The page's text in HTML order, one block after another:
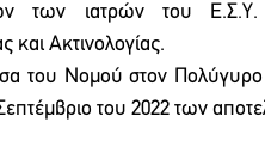
των ιατρών του Ε.Σ.Υ.
και Ακτινολογίας.
του Νομού στον Πολύγυρο
του 2022 των